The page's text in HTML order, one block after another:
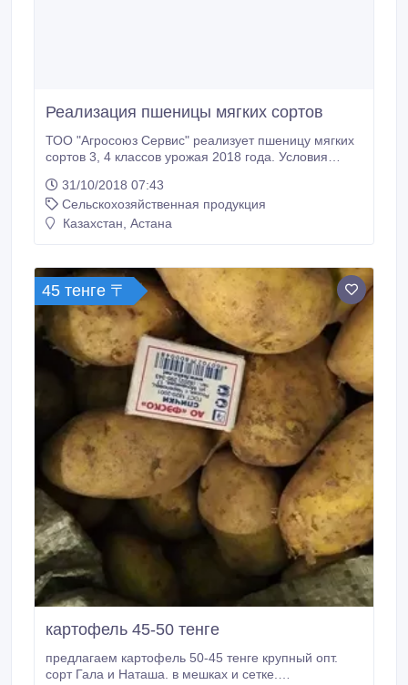
Реализация пшеницы мягких сортов
ТОО "Агросоюз Сервис" реализует пшеницу мягких
сортов 3, 4 классов урожая 2018 года. Условия
процессе переговоров..
31/10/2018 07:43
Сельскохозяйственная продукция
Казахстан, Астана
45 тенге 〒
картофель 45-50 тенге
предлагаем картофель 50-45 тенге крупный опт.
сорт Гала и Наташа. в мешках и сетке.